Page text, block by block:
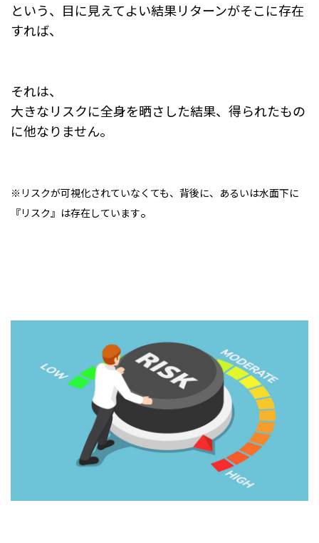
という、目に見えてよい結果リターンがそこに存在
すれば、
それは、
大きなリスクに全身を晒さした結果、得られたもの
に他なりません。
※リスクが可視化されていなくても、背後に、あるいは水面下に
『リスク』は存在しています。